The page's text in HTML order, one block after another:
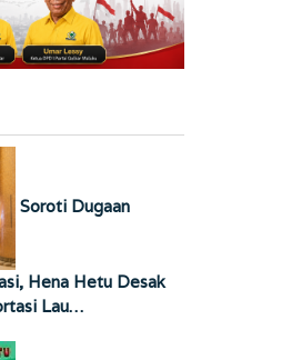
Soroti Dugaan
Hena Hetu Desak
Lau…